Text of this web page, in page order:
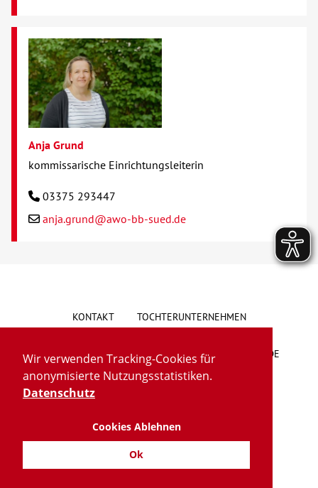
Wir verwenden Tracking-Cookies für
anonymisierte Nutzungsstatistiken.
Datenschutz
Cookies Ablehnen
Ok
Anja Grund
kommissarische Einrichtungsleiterin
03375 293447
anja.grund@awo-bb-sued.de
KONTAKT TOCHTERUNTERNEHMEN
HINWEISGEBERSYSTEM VORSCHLAG/BESCHWERDE
LIEFERKETTENGESETZ
IMPRESSUM DATENSCHUTZ